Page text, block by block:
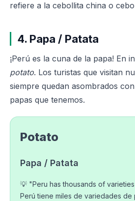
refiere a la cebollita china o
4. Papa / Patata
¡Perú es la cuna de la papa! En
potato. Los turistas que visitan
siempre quedan asombrados
papas que tenemos.
Potato
Papa / Patata
💡 "Peru has thousands of
Perú tiene miles de variedades de